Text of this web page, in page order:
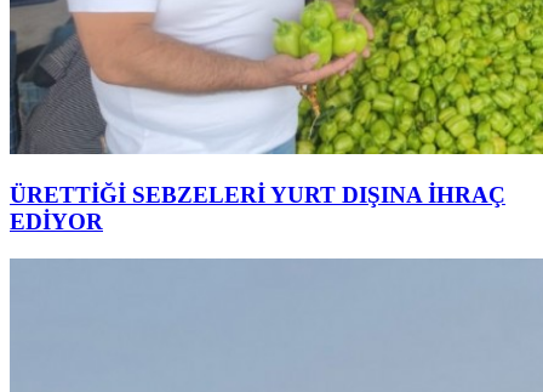
ÜRETTİĞİ SEBZELERİ YURT DIŞINA İHRAÇ
EDİYOR